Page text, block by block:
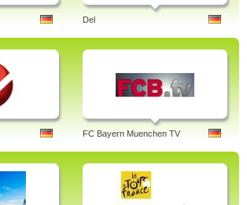
Del
FC Bayern Muenchen TV